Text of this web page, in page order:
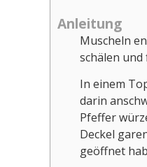
Anleitung
Muscheln
schälen
In einem
darin
Pfeffer
Deckel
geöffnet